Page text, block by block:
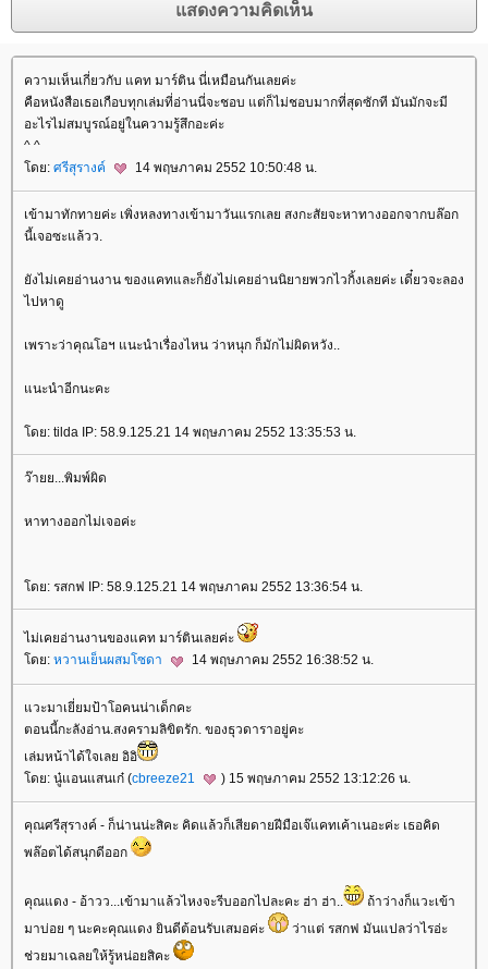
ความเห็นเกี่ยวกับ แคท มาร์ติน นี่เหมือนกันเลยค่ะ
คือหนังสือเธอเกือบทุกเล่มที่อ่านนี่จะชอบ แต่ก็ไม่ชอบมากที่สุดซักที มันมักจะมี
อะไรไม่สมบูรณ์อยู่ในความรู้สึกอะค่ะ
^ ^
ดย: ศรีสุรางค์ 14 พฤษภาคม 2552 10:50:48 น.
เข้ามาทักทายค่ะ เพิ่งหลงทางเข้ามาวันแรกเลย สงกะสัยจะหาทางออกจากบล๊อก
นี้เจอซะแล้วว.
ังไม่เคยอ่านงาน ของแคทและก็ยังไม่เคยอ่านนิยายพวกไวกิ้งเลยค่ะ เดี๋ยวจะลอง
ไปหาดู
เพราะว่าคุณโอฯ แนะนำเรื่องไหน ว่าหนุก ก็มักไม่ผิดหวัง..
นะนำอีกนะคะ
ดย: tilda IP: 58.9.125.21 14 พฤษภาคม 2552 13:35:53 น.
ว๊ายย...พิมพ์ผิด
หาทางออกไม่เจอค่ะ
ดย: รสกฟ IP: 58.9.125.21 14 พฤษภาคม 2552 13:36:54 น.
ไม่เคยอ่านงานของแคท มาร์ตินเลยค่ะ
ดย: หวานเย็นผสมโซดา 14 พฤษภาคม 2552 16:38:52 น.
วะมาเยี่ยมป้าโอคนน่าเด็กคะ
ตอนนี้กะลังอ่าน.สงครามลิขิตรัก. ของธุวดาราอยู่คะ
เล่มหน้าได้ใจเลย อิอิ
ดย: นู๋แอนแสนเก๋ (cbreeze21 ) 15 พฤษภาคม 2552 13:12:26 น.
คุณศรีสุรางค์ - ก็น่านน่ะสิคะ คิดแล้วก็เสียดายฝีมือเจ๊แคทเค้าเนอะค่ะ เธอคิด
พล๊อตได้สนุกดีออก
คุณแดง - อ้าวว...เข้ามาแล้วไหงจะรีบออกไปละคะ ฮ่า ฮ่า..
ถ้าว่างก็แวะเข้า
มาบ่อย ๆ นะคะคุณแดง ยินดีต้อนรับเสมอค่ะ
ว่าแต่ รสกฟ มันแปลว่าไรอ่ะ
ช่วยมาเฉลยให้รู้หน่อยสิคะ